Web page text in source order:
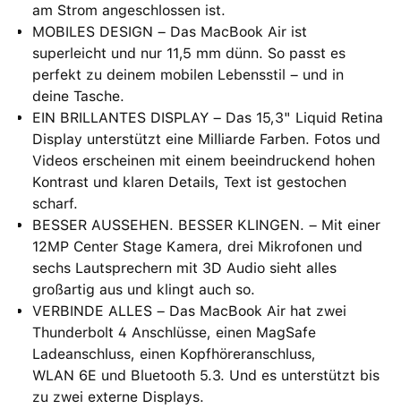
am Strom angeschlossen ist.
MOBILES DESIGN – Das MacBook Air ist
superleicht und nur 11,5 mm dünn. So passt es
perfekt zu deinem mobilen Lebensstil – und in
deine Tasche.
EIN BRILLANTES DISPLAY – Das 15,3" Liquid Retina
Display unterstützt eine Milliarde Farben. Fotos und
Videos erscheinen mit einem beein­druckend hohen
Kontrast und klaren Details, Text ist gestochen
scharf.
BESSER AUSSEHEN. BESSER KLINGEN. – Mit einer
12MP Center Stage Kamera, drei Mikrofonen und
sechs Lautsprechern mit 3D Audio sieht alles
großartig aus und klingt auch so.
VERBINDE ALLES – Das MacBook Air hat zwei
Thunderbolt 4 Anschlüsse, einen MagSafe
Ladeanschluss, einen Kopfhöreranschluss,
WLAN 6E und Bluetooth 5.3. Und es unterstützt bis
zu zwei externe Displays.